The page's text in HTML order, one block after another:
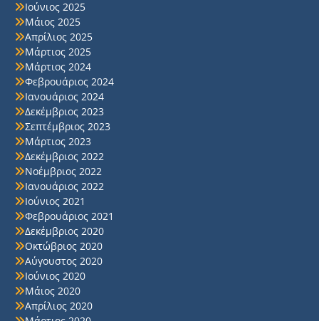
Ιούνιος 2025
Μάιος 2025
Απρίλιος 2025
Μάρτιος 2025
Μάρτιος 2024
Φεβρουάριος 2024
Ιανουάριος 2024
Δεκέμβριος 2023
Σεπτέμβριος 2023
Μάρτιος 2023
Δεκέμβριος 2022
Νοέμβριος 2022
Ιανουάριος 2022
Ιούνιος 2021
Φεβρουάριος 2021
Δεκέμβριος 2020
Οκτώβριος 2020
Αύγουστος 2020
Ιούνιος 2020
Μάιος 2020
Απρίλιος 2020